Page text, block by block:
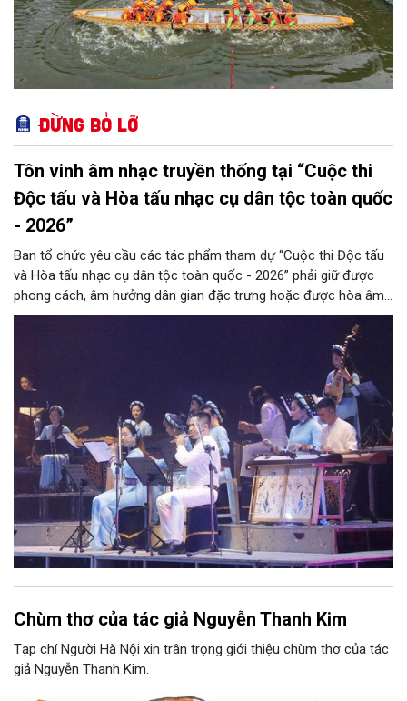
Đừng bỏ lỡ
Tôn vinh âm nhạc truyền thống tại “Cuộc thi
Độc tấu và Hòa tấu nhạc cụ dân tộc toàn quốc
- 2026”
Ban tổ chức yêu cầu các tác phẩm tham dự “Cuộc thi Độc tấu
và Hòa tấu nhạc cụ dân tộc toàn quốc - 2026” phải giữ được
phong cách, âm hưởng dân gian đặc trưng hoặc được hòa âm,
phối khí mới trên nền tảng làn điệu âm nhạc truyền thống Việt
Nam, đồng thời phải được trình diễn trực tiếp bằng nhạc cụ dân
Chùm thơ của tác giả Nguyễn Thanh Kim
Tạp chí Người Hà Nội xin trân trọng giới thiệu chùm thơ của tác
giả Nguyễn Thanh Kim.